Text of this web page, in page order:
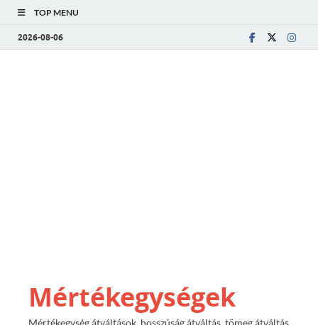
TOP MENU
2026-08-06
Mértékegységek
Mértékegység átváltások, hosszúság átváltás, tömeg átváltás,